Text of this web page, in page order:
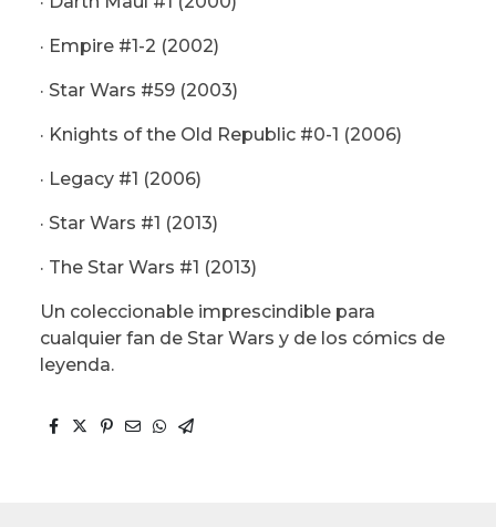
· Empire #1-2 (2002)
· Star Wars #59 (2003)
· Knights of the Old Republic #0-1 (2006)
· Legacy #1 (2006)
· Star Wars #1 (2013)
· The Star Wars #1 (2013)
Un coleccionable imprescindible para
cualquier fan de Star Wars y de los cómics de
leyenda.